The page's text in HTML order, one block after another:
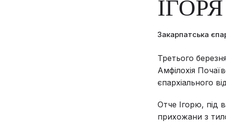
Закарпатська
Третього
Амфілохія
єпархіального
Отче Ігорю, під
прихожани з